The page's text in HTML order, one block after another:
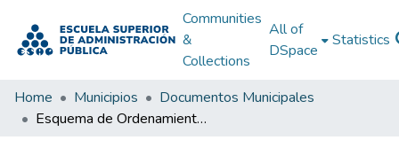
Communities
&
Collections
All of
DSpace
Statistics
Home Municipios
Documentos Municipales
Esquema de Ordenamiento Territorial Ubaque Cundinamarca 2000: EOT Ubaque Cundinamarca 2000